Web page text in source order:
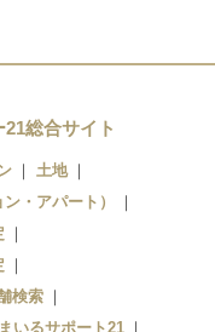
総合サイト
土地
・アパート）
検索
いるサポート21